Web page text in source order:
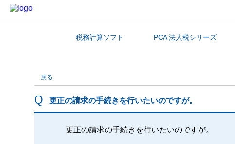
カテゴリから探す税務計算ソフト PCA 法人税シリーズ
戻る
更正の請求の手続きを行いたいのですが。
更正の請求の手続きを行いたいのですが。